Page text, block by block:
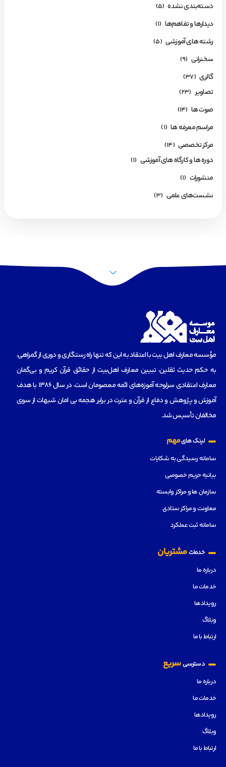
دسته‌بندی نشده (5)
دیدارها و تفاهم‌ها (1)
رشته های آموزشی (5)
سخنرانی (9)
گالری (37)
تصاویر (23)
صوت ها (14)
مراسم معرفه ها (1)
مرکز تخصصی (14)
دوره ها و کارگاه های آموزشی (1)
منشورات (1)
نشست‌های علمی (3)
مؤسسه‌ معارف اهل بیت با اعتقاد به این که تنها راه رستگاری و دوری از گمراهی،
به حکم حدیث ثقلین، تبیین معارف اهل‌بیت از حقائق قرآن کریم و بی‌گمان
معارف اعتقادی سرلوحه آموزه‌های ائمه معصومان است، در سال 1386 با هدف
آموزش و پژوهش و دفاع از قرآن و عترت در برابر هجمه بی امان شبهات از سوی
مخالفان تأسیس شد.
لینک هایمهم
سامانه رسیدگی به شکایات
بیانیه حریم خصوصی
سازمان ها و مراکز وابسته
معاونت و مراکز ستادی
سامانه ثبت عملکرد
خدماتمشتریان
درباره ما
خدمات ما
رویدادها
وبلاگ
ارتباط با ما
دسترسیسریع
درباره ما
خدمات ما
رویدادها
وبلاگ
ارتباط با ما